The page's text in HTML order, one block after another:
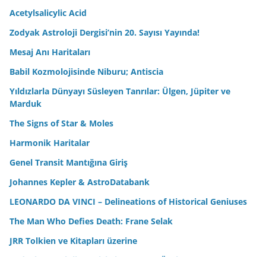
Acetylsalicylic Acid
Zodyak Astroloji Dergisi’nin 20. Sayısı Yayında!
Mesaj Anı Haritaları
Babil Kozmolojisinde Niburu; Antiscia
Yıldızlarla Dünyayı Süsleyen Tanrılar: Ülgen, Jüpiter ve
Marduk
The Signs of Star & Moles
Harmonik Haritalar
Genel Transit Mantığına Giriş
Johannes Kepler & AstroDatabank
LEONARDO DA VINCI – Delineations of Historical Geniuses
The Man Who Defies Death: Frane Selak
JRR Tolkien ve Kitapları üzerine